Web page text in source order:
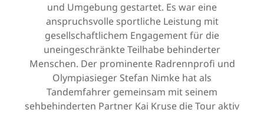
und Umgebung gestartet. Es war eine
anspruchsvolle sportliche Leistung mit
gesellschaftlichem Engagement für die
uneingeschränkte Teilhabe behinderter
Menschen. Der prominente Radrennprofi und
Olympiasieger Stefan Nimke hat als
Tandemfahrer gemeinsam mit seinem
sehbehinderten Partner Kai Kruse die Tour aktiv